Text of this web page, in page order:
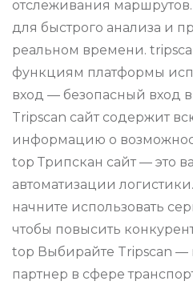
отслеживания
для быстрого анализа и
реальном времени.
функциям платформы
вход — безопасный вход
Tripscan сайт содержит
информацию о
top Трипскан сайт — это
автоматизации
начните использовать
чтобы повысить
top Выбирайте Tripscan
партнер в сфере